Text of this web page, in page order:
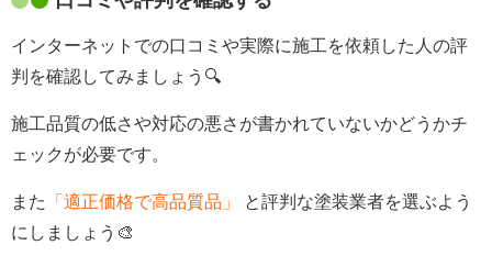
インターネットでの口コミや実際に施工を依頼した人の評
判を確認してみましょう🔍
施工品質の低さや対応の悪さが書かれていないかどうかチ
ェックが必要です。
また 「適正価格で高品質品」
と評判な塗装業者を選ぶよう
にしましょう🎨